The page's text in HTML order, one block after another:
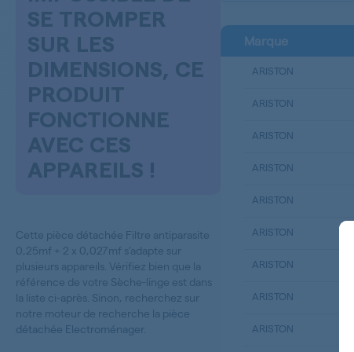
SE TROMPER
SUR LES
DIMENSIONS, CE
PRODUIT
FONCTIONNE
AVEC CES
APPAREILS !
Cette pièce détachée Filtre antiparasite
0,25mf + 2 x 0,027mf s’adapte sur
plusieurs appareils. Vérifiez bien que la
référence de votre Sèche-linge est dans
la liste ci-après. Sinon, recherchez sur
notre moteur de recherche la pièce
détachée Electroménager.
Marque
ARISTON
ARISTON
ARISTON
ARISTON
ARISTON
ARISTON
ARISTON
ARISTON
ARISTON